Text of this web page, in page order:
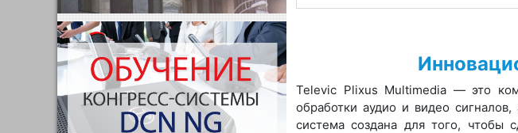
Televic Plixus Multimedia — это
обработки аудио и видео
система создана для того, чтобы